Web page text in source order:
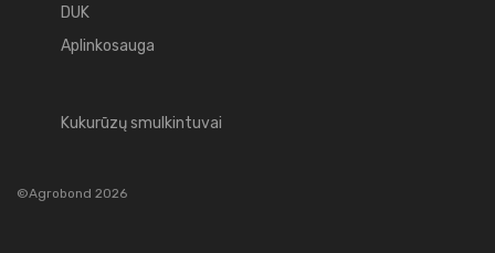
DUK
Aplinkosauga
Kukurūzų smulkintuvai
©Agrobond 2026